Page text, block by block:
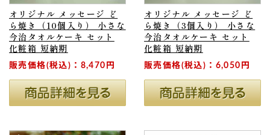
オリジナル メッセージ ど
ら焼き（10個入り） 小さな
今治タオルケーキ セット
化粧箱 短納期
販売価格(税込)：8,470円
オリジナル メッセージ ど
ら焼き（3個入り） 小さな
今治タオルケーキ セット
化粧箱 短納期
販売価格(税込)：6,050円